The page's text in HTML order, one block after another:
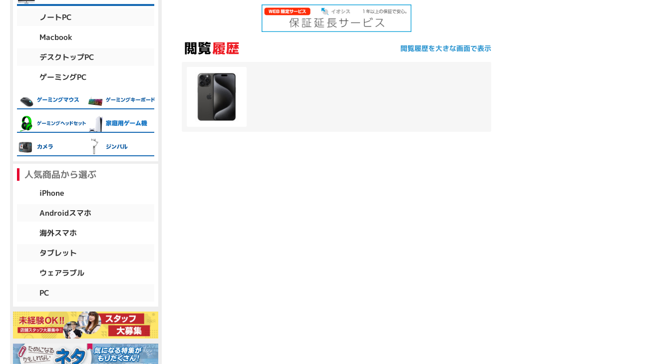
閲覧履歴を大きな画面で表示
ノートPC
Macbook
デスクトップPC
ゲーミングPC
人気商品から選ぶ
iPhone
Androidスマホ
海外スマホ
タブレット
ウェアラブル
PC
容量
~
モニタサイズ
~
円 ～
各項目のチェックボックスは「or検索」となります。